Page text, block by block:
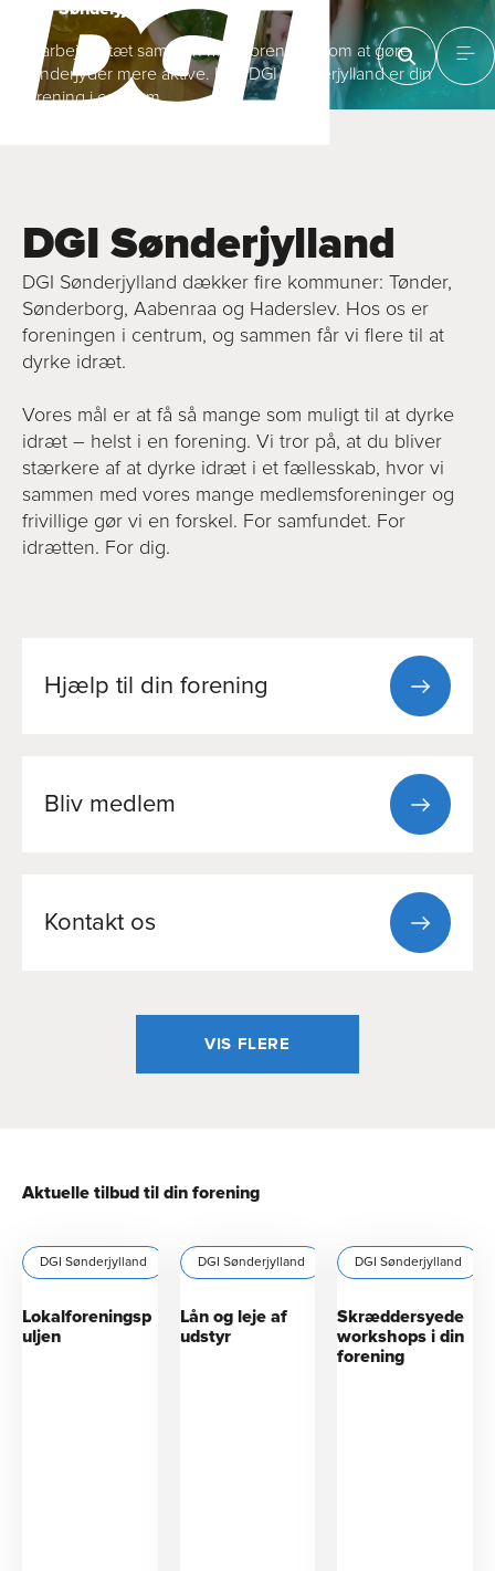
DGI Sønder­jylland
Vi arbejder tæt sammen med foreninger om at gøre
sønderjyder mere aktive. Hos DGI Sønderjylland er din
forening i centrum
DGI Sønderjylland
DGI Sønderjylland dækker fire kommuner: Tønder,
Sønderborg, Aabenraa og Haderslev. Hos os er
foreningen i centrum, og sammen får vi flere til at
dyrke idræt.
Vores mål er at få så mange som muligt til at dyrke
idræt – helst i en forening. Vi tror på, at du bliver
stærkere af at dyrke idræt i et fællesskab, hvor vi
sammen med vores mange medlemsforeninger og
frivillige gør vi en forskel. For samfundet. For
idrætten. For dig.
Hjælp til din forening
Bliv medlem
Kontakt os
VIS FLERE
Aktuelle tilbud til din forening
DGI Sønderjylland
Lokalforeningsp
uljen
DGI Sønderjylland
Lån og leje af
udstyr
DGI Sønderjylland
Skræddersyede
workshops i din
forening